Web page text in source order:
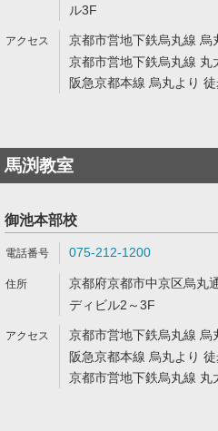
ル3F
京都市営地下鉄烏丸線 烏
京都市営地下鉄烏丸線 丸
阪急京都本線 烏丸より
馬渕教室
御池本部校
075-212-1200
京都府京都市中京区烏丸
ディビル2～3F
京都市営地下鉄烏丸線 烏
阪急京都本線 烏丸より
京都市営地下鉄烏丸線 丸